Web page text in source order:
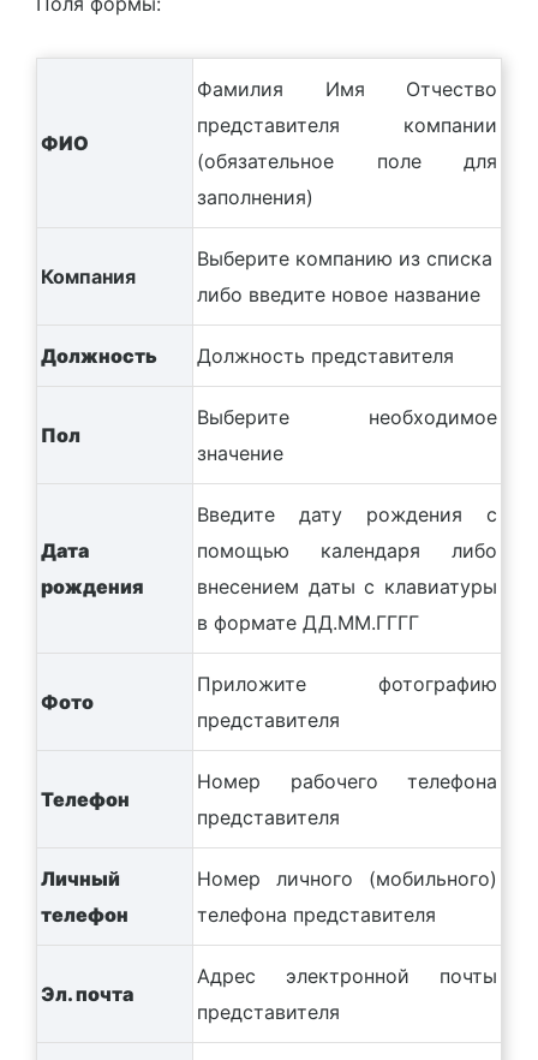
ФИО
Фамилия Имя Отчество
представителя компании
(обязательное поле для
заполнения)
Компания
Выберите компанию из списка
либо введите новое название
Должность Должность представителя
Пол
Выберите необходимое
значение
Дата
рождения
Введите дату рождения с
помощью календаря либо
внесением даты с клавиатуры
в формате ДД.ММ.ГГГГ
Фото
Приложите фотографию
представителя
Телефон
Номер рабочего телефона
представителя
Личный
телефон
Номер личного (мобильного)
телефона представителя
Эл. почта
Адрес электронной почты
представителя